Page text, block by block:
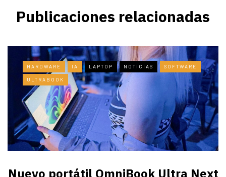
Publicaciones relacionadas
HARDWARE IA LAPTOP NOTICIAS SOFTWARE
ULTRABOOK
Nuevo portátil OmniBook Ultra ​Next